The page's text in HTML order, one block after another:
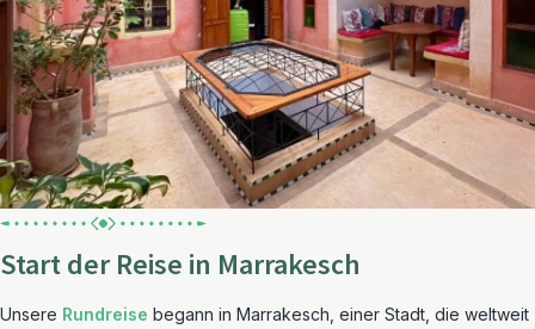
Start der Reise in Marrakesch
Unsere Rundreise begann in Marrakesch, einer Stadt, die weltweit